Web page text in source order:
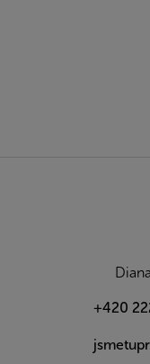
+420